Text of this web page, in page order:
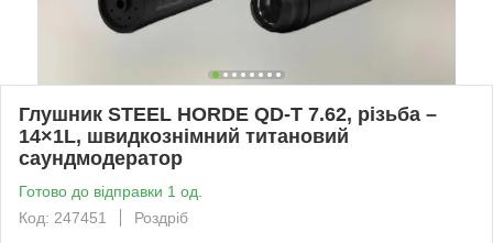
Глушник STEEL HORDE QD-T 7.62, різьба –
14×1L, швидкознімний титановий
саундмодератор
Готово до відправки 1 од.
Код: 247451
Роздріб